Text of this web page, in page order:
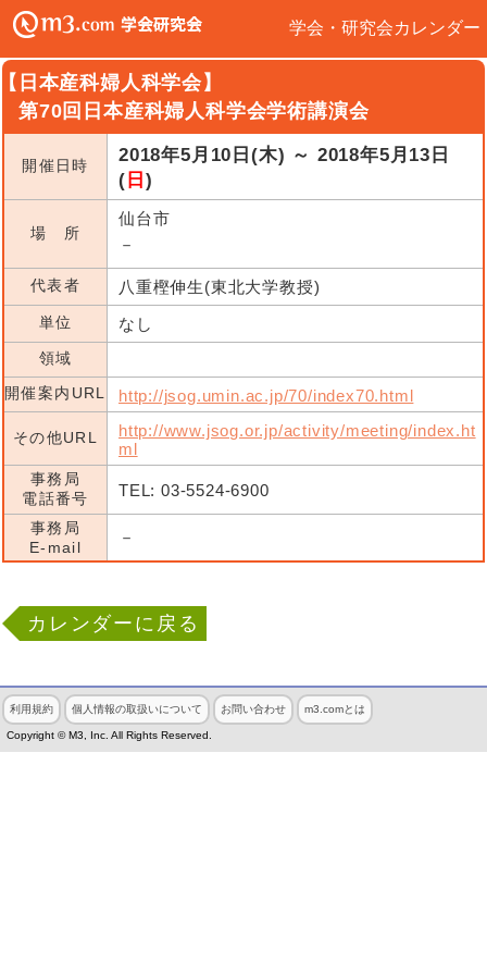
学会・研究会カレンダー
日本産科婦人科学会】
第70回日本産科婦人科学会学術講演会
開催日時
2018年5月10日(木) ～ 2018年5月13日
( 日 )
場 所
仙台市
－
代表者 八重樫伸生(東北大学教授)
単位 なし
領域
開催案内URL
http://jsog.umin.ac.jp/70/index70.html
その他URL
http://www.jsog.or.jp/activity/meeting/index.ht
ml
事務局
電話番号
TEL: 03-5524-6900
事務局
E-mail
－
カレンダーに戻る
利用規約 個人情報の取扱いについて お問い合わせ m3.comとは
Copyright © M3, Inc. All Rights Reserved.